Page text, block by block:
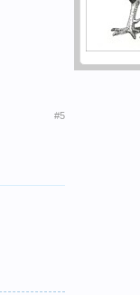
#5